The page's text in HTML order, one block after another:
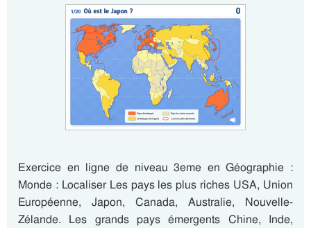
Exercice en ligne de niveau 3eme en Géographie :
Monde : Localiser Les pays les plus riches USA, Union
Européenne, Japon, Canada, Australie, Nouvelle-
Zélande. Les grands pays émergents Chine, Inde,